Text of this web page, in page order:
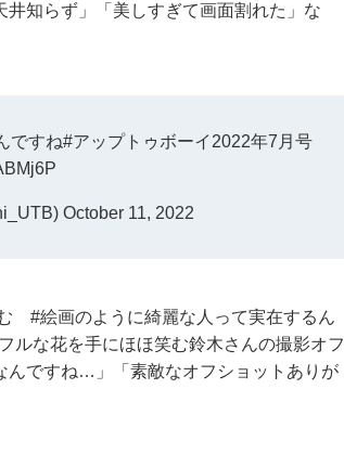
知らず」「美しすぎて画面割れた」な
ですね#アップトゥボーイ2022年7月号
October 11, 2022
#絵画のように綺麗な人って実在するん
な花を手にほほ笑む鈴木さんの撮影オフ
んですね…」「素敵なオフショットありが